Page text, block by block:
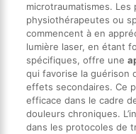
microtraumatismes. Les
physiothérapeutes ou
commencent à en
lumière laser, en étant
spécifiques, offre une
qui favorise la guérison
effets secondaires. Ce
efficace dans le cadre
douleurs chroniques.
dans les protocoles de